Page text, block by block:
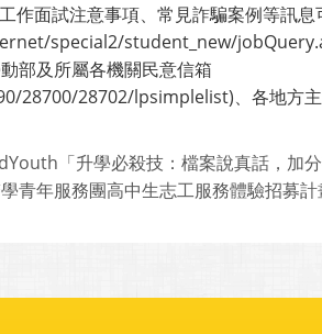
作面試注意事項、常見詐騙案例等訊
special2/student_new/
部及所屬各機關民意信箱
28700/28702/lpsimplelist)、各地方
「升學必殺技：檔案說真話，加
青年服務團高中生志工服務體驗招募計